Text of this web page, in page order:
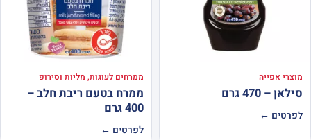
מוצרי אפייה
סילאן – 470 גרם
לפרטים ←
ממרחים לעוגות, מליות וסירופ
ממרח בטעם ריבת חלב –
400 גרם
לפרטים ←